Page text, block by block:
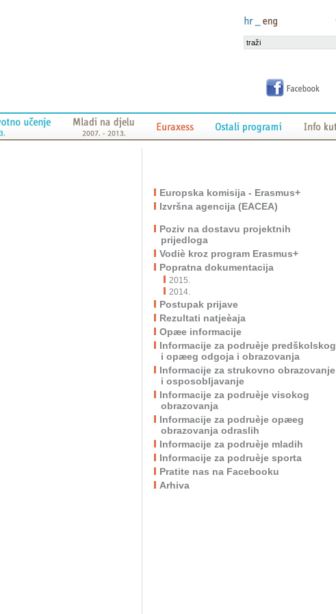
Europska komisija - Erasmus+
Izvršna agencija (EACEA)
Poziv na dostavu projektnih
prijedloga
Vodiè kroz program Erasmus+
Popratna dokumentacija
2015.
2014.
Postupak prijave
Rezultati natjeèaja
Opæe informacije
Informacije za podruèje predškolskog
i opæeg odgoja i obrazovanja
Informacije za strukovno obrazovanje
i osposobljavanje
Informacije za podruèje visokog
obrazovanja
Informacije za podruèje opæeg
obrazovanja odraslih
Informacije za podruèje mladih
Informacije za podruèje sporta
Pratite nas na Facebooku
Arhiva